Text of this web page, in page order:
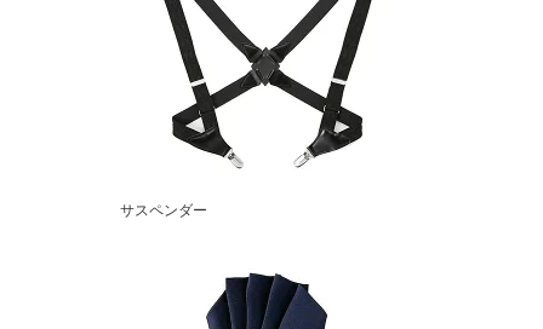
サスペンダー